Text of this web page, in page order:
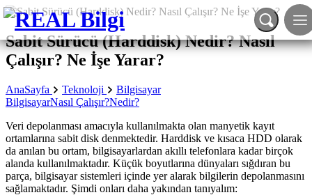
Sabit Sürücü (Harddisk) Nedir? Nasıl
Çalışır? Ne İşe Yarar?
AnaSayfa Teknoloji
Bilgisayar
BilgisayarNasıl Çalışır?Nedir?
Veri depolanması amacıyla kullanılmakta olan manyetik kayıt
ortamlarına sabit disk denmektedir. Harddisk ve kısaca HDD olarak
da anılan bu ortam, bilgisayarlardan akıllı telefonlara kadar birçok
alanda kullanılmaktadır. Küçük boyutlarına dünyaları sığdıran bu
parça, bilgisayar sistemleri içinde yer alarak bilgilerin depolanmasını
sağlamaktadır. Şimdi onları daha yakından tanıyalım: